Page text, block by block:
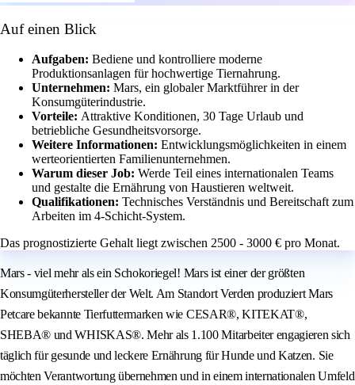
Auf einen Blick
Aufgaben: Bediene und kontrolliere moderne
Produktionsanlagen für hochwertige Tiernahrung.
Unternehmen: Mars, ein globaler Marktführer in der
Konsumgüterindustrie.
Vorteile: Attraktive Konditionen, 30 Tage Urlaub und
betriebliche Gesundheitsvorsorge.
Weitere Informationen: Entwicklungsmöglichkeiten in einem
werteorientierten Familienunternehmen.
Warum dieser Job: Werde Teil eines internationalen Teams
und gestalte die Ernährung von Haustieren weltweit.
Qualifikationen: Technisches Verständnis und Bereitschaft zum
Arbeiten im 4-Schicht-System.
Das prognostizierte Gehalt liegt zwischen 2500 - 3000 € pro Monat.
Mars - viel mehr als ein Schokoriegel! Mars ist einer der größten
Konsumgüterhersteller der Welt. Am Standort Verden produziert Mars
Petcare bekannte Tierfuttermarken wie CESAR®, KITEKAT®,
SHEBA® und WHISKAS®. Mehr als 1.100 Mitarbeiter engagieren sich
täglich für gesunde und leckere Ernährung für Hunde und Katzen. Sie
möchten Verantwortung übernehmen und in einem internationalen Umfeld